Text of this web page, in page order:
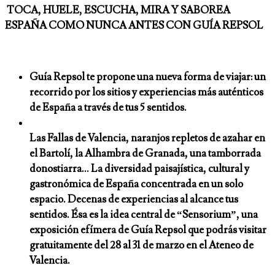
TOCA, HUELE, ESCUCHA, MIRA Y SABOREA
ESPAÑA COMO NUNCA ANTES CON GUÍA REPSOL
Guía Repsol te propone una nueva forma de viajar: un
recorrido por los sitios y experiencias más auténticos
de España a través de tus 5 sentidos.
Las Fallas de Valencia, naranjos repletos de azahar en
el Bartolí, la Alhambra de Granada, una tamborrada
donostiarra… La diversidad paisajística, cultural y
gastronómica de España concentrada en un solo
espacio. Decenas de experiencias al alcance tus
sentidos. Ésa es la idea central de “Sensorium”, una
exposición efímera de Guía Repsol que podrás visitar
gratuitamente del 28 al 31 de marzo en el Ateneo de
Valencia.